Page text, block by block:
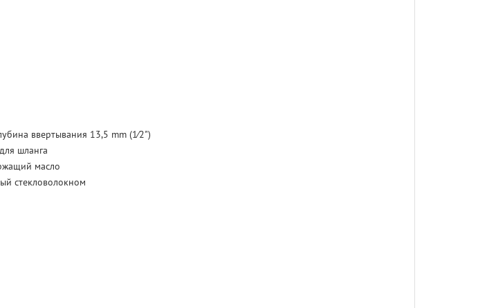
ввертывания 13,5 mm (1⁄2")
шланга
масло
стекловолокном